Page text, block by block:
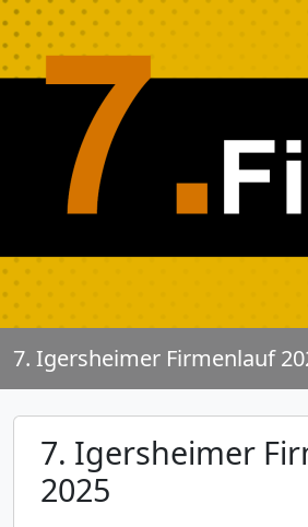
7. Igersheimer Firmenlauf
7. Igersheimer
2025